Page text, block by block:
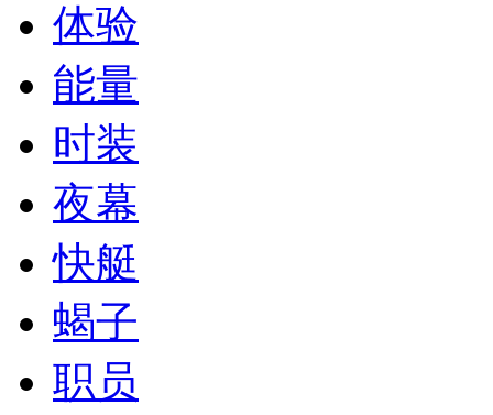
体验
能量
时装
夜幕
快艇
蝎子
职员